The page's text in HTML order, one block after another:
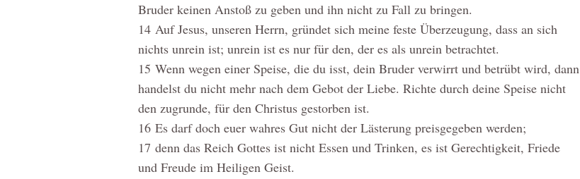
Bruder keinen Anstoß zu geben und ihn nicht zu Fall zu bringen.
14 Auf Jesus, unseren Herrn, gründet sich meine feste Überzeugung, dass an sich
nichts unrein ist; unrein ist es nur für den, der es als unrein betrachtet.
15 Wenn wegen einer Speise, die du isst, dein Bruder verwirrt und betrübt wird, dann
handelst du nicht mehr nach dem Gebot der Liebe. Richte durch deine Speise nicht
den zugrunde, für den Christus gestorben ist.
16 Es darf doch euer wahres Gut nicht der Lästerung preisgegeben werden;
17 denn das Reich Gottes ist nicht Essen und Trinken, es ist Gerechtigkeit, Friede
und Freude im Heiligen Geist.